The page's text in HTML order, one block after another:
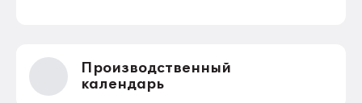
только для многодетных семей. Теперь при
незначительном превышении доходов таких семей
показателей прожиточного минимума пособие они
все равно получают. Но других семей это не
Производственный
календарь